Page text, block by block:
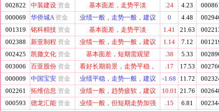
002822
中装建设 资金 基本面差，走势平淡 .24 4.23
000069
华侨城A 资金 业绩一般，走势一般，建议 0 4.48
001319
铭科精技 资金 基本面差，走势平淡 1.41 21.63
002388
新亚制程 资金 业绩一般，走势一般，建议 1.14 7.12
002425
凯撒文化 资金 基本面差，短期需观望 .38 5.33
003006
百亚股份 资金 看好长期前景，走势平稳， .17 17.53
000009
中国宝安 资金 业绩平稳，走势一般，建议 -1.68 11.72
002261
拓维信息 资金 业绩一般，趋势疲软，建议 10.01 21.76
000593
德龙汇能 资金 业绩一般，但短期走势加强 .15 6.81